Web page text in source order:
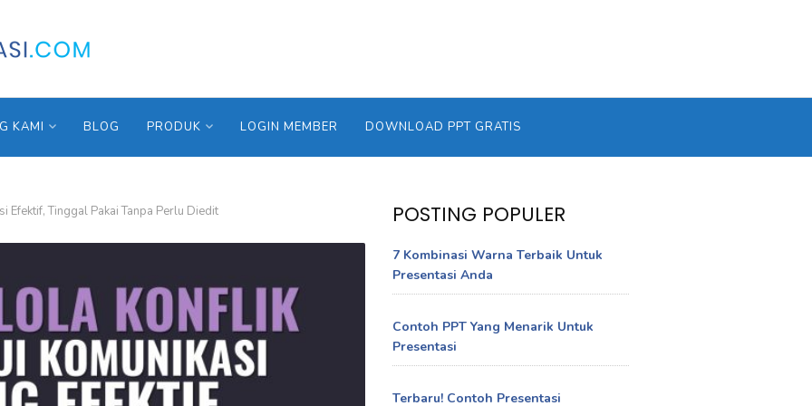
KAMI BLOG PRODUK LOGIN MEMBER DOWNLOAD PPT GRATIS
Efektif, Tinggal Pakai Tanpa Perlu Diedit
POSTING POPULER
7 Kombinasi Warna Terbaik Untuk
Presentasi Anda
Contoh PPT Yang Menarik Untuk
Presentasi
Terbaru! Contoh Presentasi